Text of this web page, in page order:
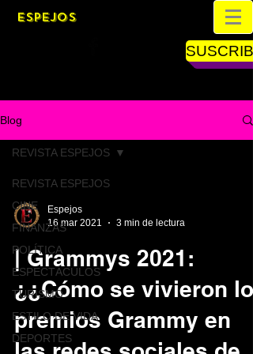
ESPEJOS
Blog
REVISTA ESPEJOS
CINE
FINANZAS
POLÍTICA
ESPECTÁCULOS
TURISMO
ESTILO DE VIDA
DEPORTES
REVISTA ESPEJOS
Espejos
16 mar 2021
3 min de lectura
| Grammys 2021:
¿¿Cómo se vivieron los
premios Grammy en